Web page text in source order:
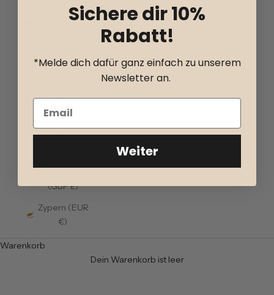
Slowenien
(EUR €)
(EUR €)
€)
(GBP £)
Zypern (EUR
€)
Warenkorb
Dein Warenkorb ist leer
Sichere dir 10%
Rabatt!
*Melde dich dafür ganz einfach zu unserem
Newsletter an.
Weiter